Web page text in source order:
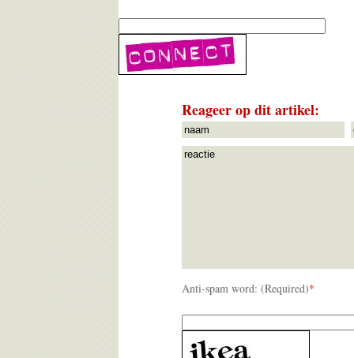
Reageer op dit artikel:
Anti-spam word: (Required)*